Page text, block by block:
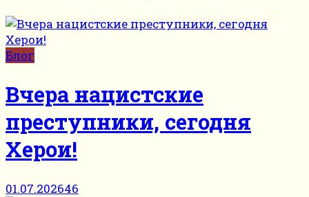
Блог
Вчера нацистские
преступники, сегодня
Херои!
01.07.202646